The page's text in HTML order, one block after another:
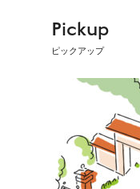
Pickup
ピックアップ